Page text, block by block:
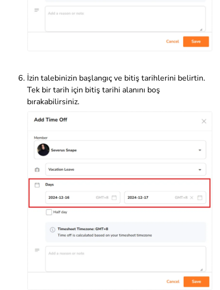
İzin talebinizin başlangıç ve bitiş tarihlerini belirtin.
Tek bir tarih için bitiş tarihi alanını boş
bırakabilirsiniz.